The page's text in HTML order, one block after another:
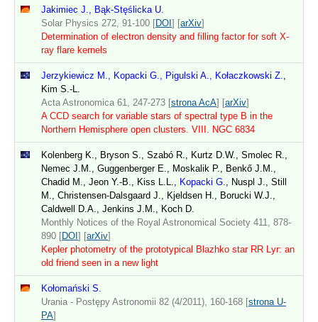
Jakimiec J., Bąk-Stęślicka U.
Solar Physics 272, 91-100 [DOI] [arXiv]
Determination of electron density and filling factor for soft X-
ray flare kernels
Jerzykiewicz M., Kopacki G., Pigulski A., Kołaczkowski Z.
Kim S.-L.
Acta Astronomica 61, 247-273 [strona AcA] [arXiv]
A CCD search for variable stars of spectral type B in the
Northern Hemisphere open clusters. VIII. NGC 6834
Kolenberg K., Bryson S., Szabó R., Kurtz D.W., Smolec R.,
Nemec J.M., Guggenberger E., Moskalik P., Benkő J.M.,
Chadid M., Jeon Y.-B., Kiss L.L., Kopacki G.
, Nuspl J., Still
M., Christensen-Dalsgaard J., Kjeldsen H., Borucki W.J.,
Caldwell D.A., Jenkins J.M., Koch D.
Monthly Notices of the Royal Astronomical Society 411, 878-
890 [DOI] [arXiv]
Kepler photometry of the prototypical Blazhko star RR Lyr: an
old friend seen in a new light
Kołomański S.
Urania - Postępy Astronomii 82 (4/2011), 160-168 [strona U-
PA]